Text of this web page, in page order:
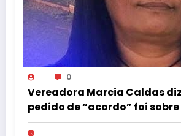
0
Vereadora Marcia Caldas
pedido de “acordo” foi
institucional